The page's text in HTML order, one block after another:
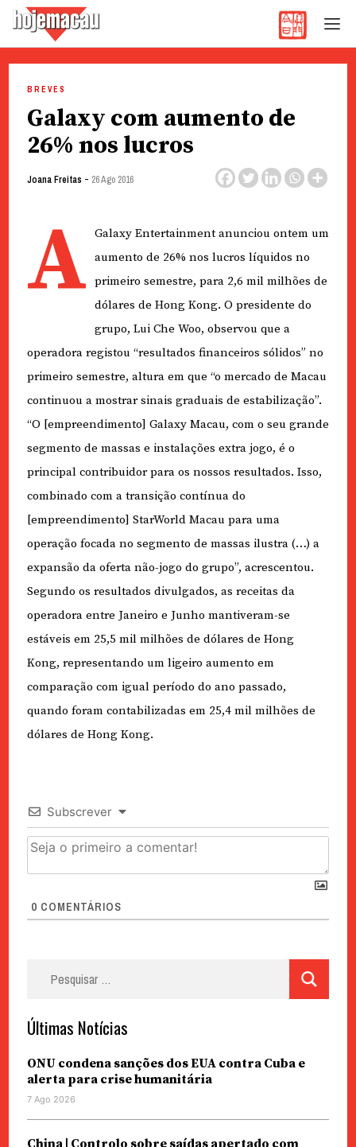
content
BREVES
Galaxy com aumento de
26% nos lucros
Joana Freitas - 26 Ago 2016
A Galaxy Entertainment anunciou ontem um
aumento de 26% nos lucros líquidos no
primeiro semestre, para 2,6 mil milhões de
dólares de Hong Kong. O presidente do
grupo, Lui Che Woo, observou que a
operadora registou “resultados financeiros sólidos” no
primeiro semestre, altura em que “o mercado de Macau
continuou a mostrar sinais graduais de estabilização”.
“O [empreendimento] Galaxy Macau, com o seu grande
segmento de massas e instalações extra jogo, é o
principal contribuidor para os nossos resultados. Isso,
combinado com a transição contínua do
[empreendimento] StarWorld Macau para uma
operação focada no segmento de massas ilustra (…) a
expansão da oferta não-jogo do grupo”, acrescentou.
Segundo os resultados divulgados, as receitas da
operadora entre Janeiro e Junho mantiveram-se
estáveis em 25,5 mil milhões de dólares de Hong
Kong, representando um ligeiro aumento em
comparação com igual período do ano passado,
quando foram contabilizadas em 25,4 mil milhões de
dólares de Hong Kong.
Subscrever
0 COMENTÁRIOS
Últimas Notícias
ONU condena sanções dos EUA contra Cuba e
alerta para crise humanitária
7 Ago 2026
China | Controlo sobre saídas apertado com